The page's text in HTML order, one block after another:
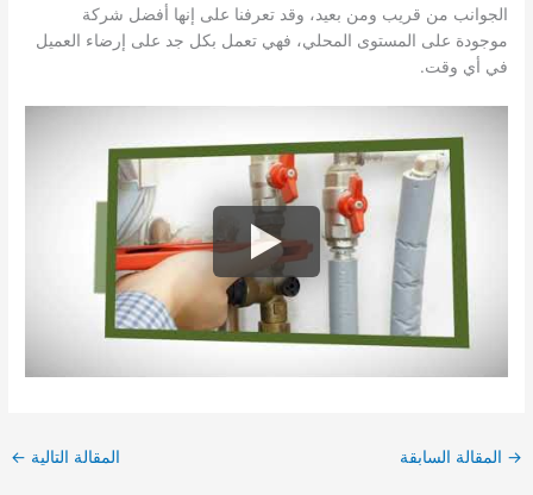
الجوانب من قريب ومن بعيد، وقد تعرفنا على إنها أفضل شركة
موجودة على المستوى المحلي، فهي تعمل بكل جد على إرضاء العميل
في أي وقت.
→ المقالة السابقة المقالة التالية ←